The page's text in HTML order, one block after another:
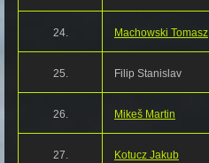
24. Machowski Tomasz
25. Filip Stanislav
26. Mikeš Martin
27. Kotucz Jakub